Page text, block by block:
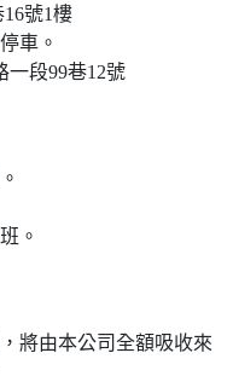
號1樓
車。
一段99巷12號
。
將由本公司全額吸收來